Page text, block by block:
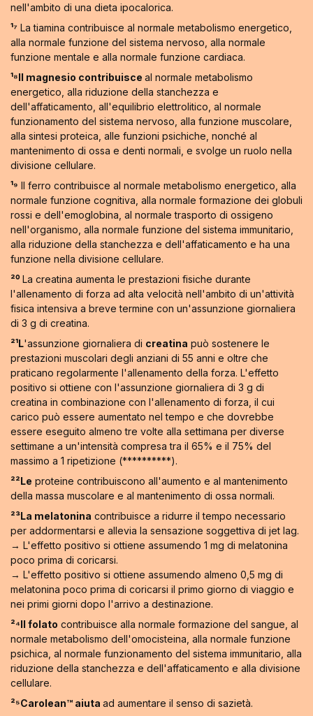
nell'ambito di una dieta ipocalorica.
¹⁷ La tiamina contribuisce al normale metabolismo energetico,
alla normale funzione del sistema nervoso, alla normale
funzione mentale e alla normale funzione cardiaca.
¹⁸Il magnesio contribuisce al normale metabolismo
energetico, alla riduzione della stanchezza e
dell'affaticamento, all'equilibrio elettrolitico, al normale
funzionamento del sistema nervoso, alla funzione muscolare,
alla sintesi proteica, alle funzioni psichiche, nonché al
mantenimento di ossa e denti normali, e svolge un ruolo nella
divisione cellulare.
¹⁹ Il ferro contribuisce al normale metabolismo energetico, alla
normale funzione cognitiva, alla normale formazione dei globuli
rossi e dell'emoglobina, al normale trasporto di ossigeno
nell'organismo, alla normale funzione del sistema immunitario,
alla riduzione della stanchezza e dell'affaticamento e ha una
funzione nella divisione cellulare.
²⁰La creatina aumenta le prestazioni fisiche durante
l'allenamento di forza ad alta velocità nell'ambito di un'attività
fisica intensiva a breve termine con un'assunzione giornaliera
di 3 g di creatina.
²¹L'assunzione giornaliera di creatina può sostenere le
prestazioni muscolari degli anziani di 55 anni e oltre che
praticano regolarmente l'allenamento della forza. L'effetto
positivo si ottiene con l'assunzione giornaliera di 3 g di
creatina in combinazione con l'allenamento di forza, il cui
carico può essere aumentato nel tempo e che dovrebbe
essere eseguito almeno tre volte alla settimana per diverse
settimane a un'intensità compresa tra il 65% e il 75% del
massimo a 1 ripetizione (**********).
²²Le proteine contribuiscono all'aumento e al mantenimento
della massa muscolare e al mantenimento di ossa normali.
²³La melatonina contribuisce a ridurre il tempo necessario
per addormentarsi e allevia la sensazione soggettiva di jet lag.
→ L'effetto positivo si ottiene assumendo 1 mg di melatonina
poco prima di coricarsi.
→ L'effetto positivo si ottiene assumendo almeno 0,5 mg di
melatonina poco prima di coricarsi il primo giorno di viaggio e
nei primi giorni dopo l'arrivo a destinazione.
²⁴Il folato contribuisce alla normale formazione del sangue, al
normale metabolismo dell'omocisteina, alla normale funzione
psichica, al normale funzionamento del sistema immunitario, alla
riduzione della stanchezza e dell'affaticamento e alla divisione
cellulare.
²⁵Carolean™️ aiuta ad aumentare il senso di sazietà.